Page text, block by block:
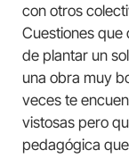
con otros
Cuestiones que
de plantar un
una obra muy
veces te
vistosas pero
pedagógica